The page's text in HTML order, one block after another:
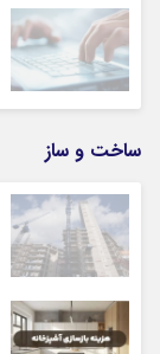
ساخت و ساز